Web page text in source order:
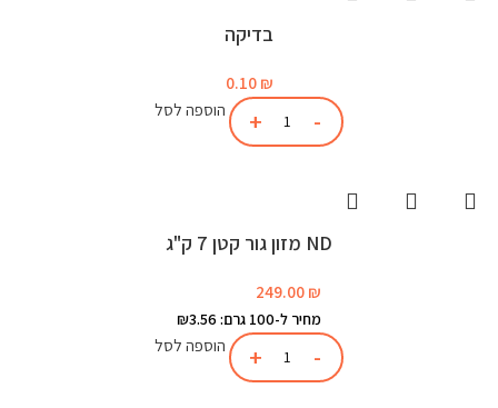
בדיקה
0.10 ₪
הוספה לסל
ND מזון גור קטן 7 ק"ג
249.00 ₪
מחיר ל-100 גרם: ₪3.56
הוספה לסל